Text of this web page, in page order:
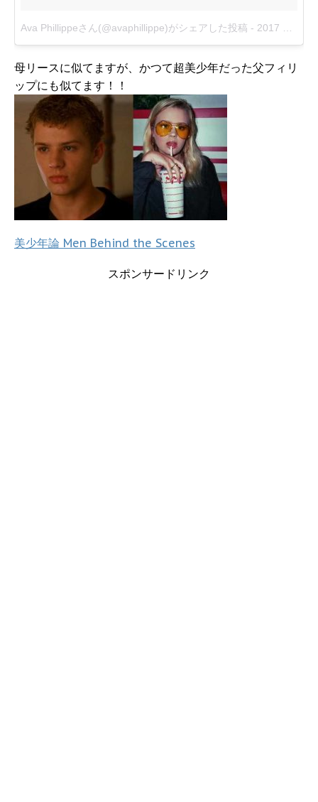
Ava Phillippeさん(@avaphillippe)がシェアした投稿 - 2017 2月 7 11:57午後 PST
母リースに似てますが、かつて超美少年だった父フィリ
ップにも似てます！！
美少年論 Men Behind the Scenes
スポンサードリンク